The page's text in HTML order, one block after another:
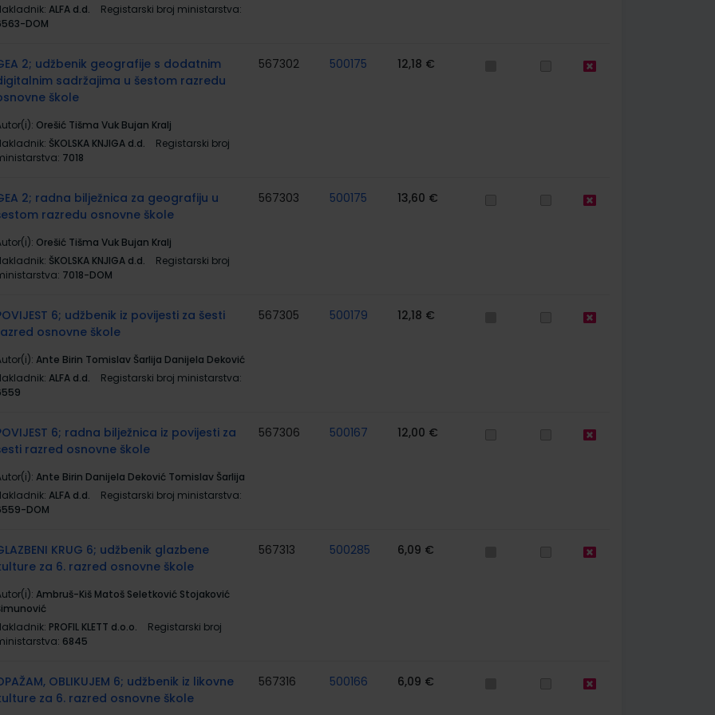
ALFA d.d.
Registarski broj ministarstva:
DOM
2; udžbenik geografije s dodatnim
sadržajima u šestom razredu
škole
Orešić Tišma Vuk Bujan Kralj
ŠKOLSKA KNJIGA d.d.
Registarski broj
7018
567302 500175 12,18 €
2; radna bilježnica za geografiju u
razredu osnovne škole
Orešić Tišma Vuk Bujan Kralj
ŠKOLSKA KNJIGA d.d.
Registarski broj
7018-DOM
567303 500175 13,60 €
6; udžbenik iz povijesti za šesti
osnovne škole
Ante Birin Tomislav Šarlija Danijela Deković
ALFA d.d.
Registarski broj ministarstva:
567305 500179 12,18 €
6; radna bilježnica iz povijesti za
razred osnovne škole
Ante Birin Danijela Deković Tomislav Šarlija
ALFA d.d.
Registarski broj ministarstva:
DOM
567306 500167 12,00 €
KRUG 6; udžbenik glazbene
za 6. razred osnovne škole
Ambruš-Kiš Matoš Seletković Stojaković
PROFIL KLETT d.o.o.
Registarski broj
6845
567313 500285 6,09 €
OBLIKUJEM 6; udžbenik iz likovne
za 6. razred osnovne škole
567316 500166 6,09 €